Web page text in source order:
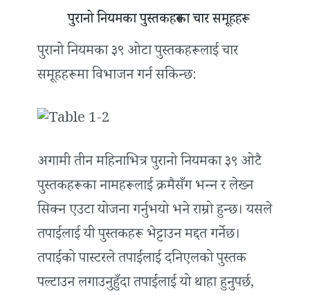
पुरानो नियमका पुस्तकहरूका चार समूहहरू
पुरानो नियमका ३९ ओटा पुस्तकहरूलाई चार
समूहहरूमा विभाजन गर्न सकिन्छ:
अगामी तीन महिनाभित्र पुरानो नियमका ३९ ओटै
पुस्तकहरूका नामहरूलाई क्रमैसँग भन्‍न र लेख्‍न
सिक्न एउटा योजना गर्नुभयो भने राम्रो हुन्छ। यसले
तपाईंलाई यी पुस्तकहरू भेट्टाउन मद्दत गर्नेछ।
तपाईंको पास्टरले तपाईंलाई दनिएलको पुस्तक
पल्टाउन लगाउनुहुँदा तपाईंलाई यो थाहा हुनुपर्छ,